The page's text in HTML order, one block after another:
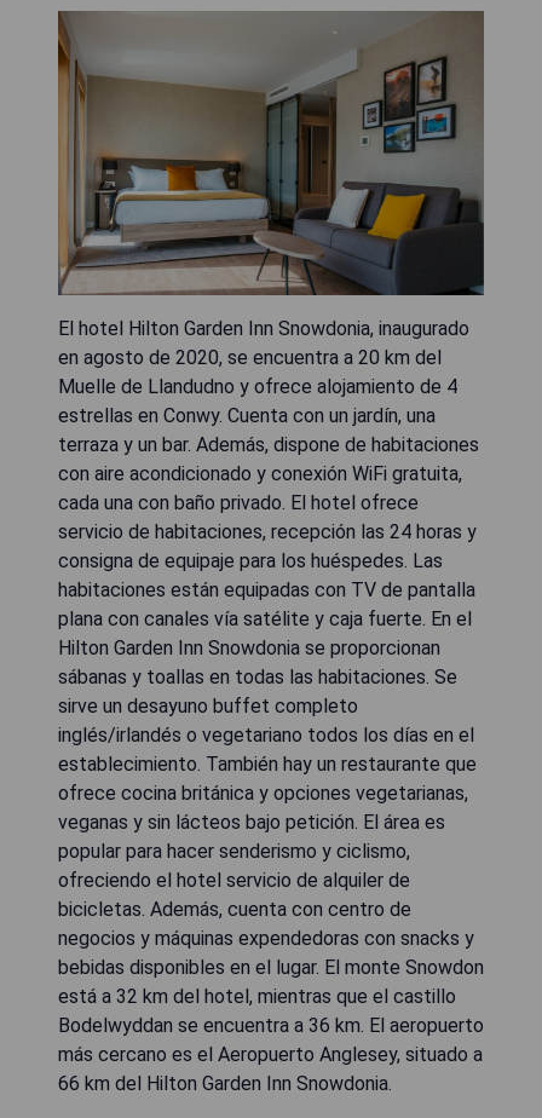
El hotel Hilton Garden Inn Snowdonia, inaugurado
en agosto de 2020, se encuentra a 20 km del
Muelle de Llandudno y ofrece alojamiento de 4
estrellas en Conwy. Cuenta con un jardín, una
terraza y un bar. Además, dispone de habitaciones
con aire acondicionado y conexión WiFi gratuita,
cada una con baño privado. El hotel ofrece
servicio de habitaciones, recepción las 24 horas y
consigna de equipaje para los huéspedes. Las
habitaciones están equipadas con TV de pantalla
plana con canales vía satélite y caja fuerte. En el
Hilton Garden Inn Snowdonia se proporcionan
sábanas y toallas en todas las habitaciones. Se
sirve un desayuno buffet completo
inglés/irlandés o vegetariano todos los días en el
establecimiento. También hay un restaurante que
ofrece cocina británica y opciones vegetarianas,
veganas y sin lácteos bajo petición. El área es
popular para hacer senderismo y ciclismo,
ofreciendo el hotel servicio de alquiler de
bicicletas. Además, cuenta con centro de
negocios y máquinas expendedoras con snacks y
bebidas disponibles en el lugar. El monte Snowdon
está a 32 km del hotel, mientras que el castillo
Bodelwyddan se encuentra a 36 km. El aeropuerto
más cercano es el Aeropuerto Anglesey, situado a
66 km del Hilton Garden Inn Snowdonia.